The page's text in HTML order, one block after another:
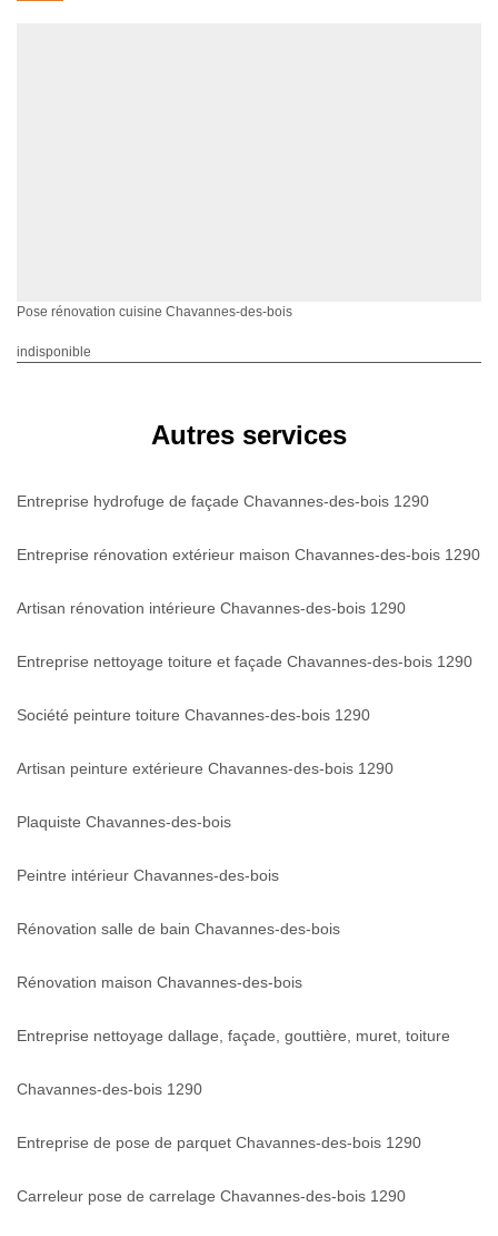
Pose rénovation cuisine Chavannes-des-bois
indisponible
Autres services
Entreprise hydrofuge de façade Chavannes-des-bois 1290
Entreprise rénovation extérieur maison Chavannes-des-bois 1290
Artisan rénovation intérieure Chavannes-des-bois 1290
Entreprise nettoyage toiture et façade Chavannes-des-bois 1290
Société peinture toiture Chavannes-des-bois 1290
Artisan peinture extérieure Chavannes-des-bois 1290
Plaquiste Chavannes-des-bois
Peintre intérieur Chavannes-des-bois
Rénovation salle de bain Chavannes-des-bois
Rénovation maison Chavannes-des-bois
Entreprise nettoyage dallage, façade, gouttière, muret, toiture
Chavannes-des-bois 1290
Entreprise de pose de parquet Chavannes-des-bois 1290
Carreleur pose de carrelage Chavannes-des-bois 1290